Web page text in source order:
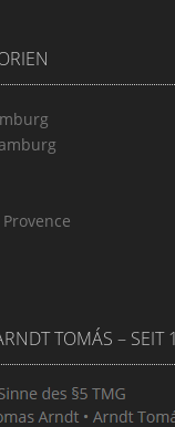
TOMÁS –